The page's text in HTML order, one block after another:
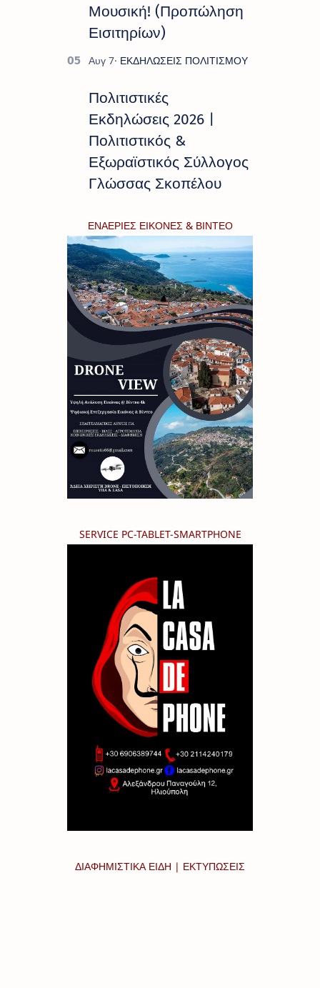
Μουσική! (Προπώληση
Εισιτηρίων)
Πολιτιστικές
Εκδηλώσεις 2026 |
Πολιτιστικός &
Εξωραϊστικός Σύλλογος
Γλώσσας Σκοπέλου
ΕΝΑΕΡΙΕΣ ΕΙΚΟΝΕΣ & ΒΙΝΤΕΟ
SERVICE PC-TABLET-SMARTPHONE
ΔΙΑΦΗΜΙΣΤΙΚΑ ΕΙΔΗ | ΕΚΤΥΠΩΣΕΙΣ